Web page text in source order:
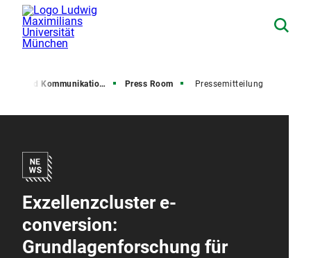
und Kommunikation (PuK) Press Room Pressemitteilung
Exzellenzcluster e-
conversion:
Grundlagenforschung für